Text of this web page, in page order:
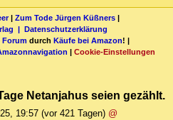
| Zum Tode Jürgen Küßners |
| Datenschutzerklärung
Forum durch Käufe bei Amazon! |
| Cookie-Einstellungen
Netanjahus seien gezählt.
19:57 (vor 421 Tagen) @